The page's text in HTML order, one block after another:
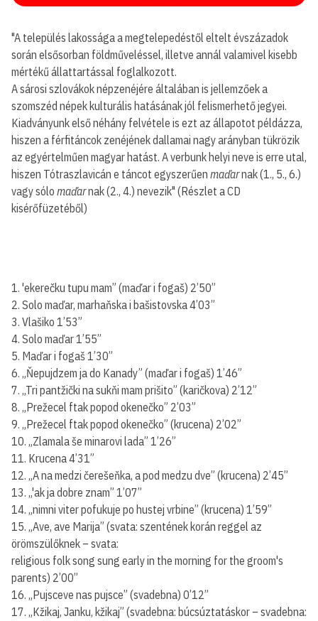
"A település lakossága a megtelepedéstől eltelt évszázadok
során elsősorban földműveléssel, illetve annál valamivel kisebb
mértékű állattartással foglalkozott.
A sárosi szlovákok népzenéjére általában is jellemzőek a
szomszéd népek kulturális hatásának jól felismerhető jegyei.
Kiadványunk első néhány felvétele is ezt az állapotot példázza,
hiszen a férfitáncok zenéjének dallamai nagy arányban tükrözik
az egyértelműen magyar hatást. A verbunk helyi neve is erre utal,
hiszen Tótraszlavicán e táncot egyszerűen maďarnak (1., 5., 6.)
vagy sólo maďarnak (2., 4.) nevezik" (Részlet a CD
kisérőfüzetéből)
1. 'ekerečku tupu mam” (maďar i fogaš) 2’50”
2. Solo maďar, marhaňska i bašistovska 4’03”
3. Vlašiko 1’53”
4. Solo maďar 1’55”
5. Maďar i fogaš 1’30”
6. „Ňepujdzem ja do Kanady” (maďar i fogaš) 1’46”
7. „Tri pantžički na sukňi mam prišito” (karičkova) 2’12”
8. „Prežecel ftak popod okenečko” 2’03”
9. „Prežecel ftak popod okenečko” (krucena) 2’02”
10. „Zlamala še minarovi lada” 1’26”
11. Krucena 4’31”
12. „A na medzi čerešeňka, a pod medzu dve” (krucena) 2’45”
13. „'ak ja dobre znam” 1’07”
14. „nimni viter pofukuje po hustej vrbine” (krucena) 1’59”
15. „Ave, ave Marija” (svata: szentének korán reggel az
örömszülőknek – svata:
religious folk song sung early in the morning for the groom's
parents) 2’00”
16. „Pujsceve nas pujsce” (svadebna) 0’12”
17. „Kžikaj, Janku, kžikaj” (svadebna: búcsúztatáskor – svadebna: